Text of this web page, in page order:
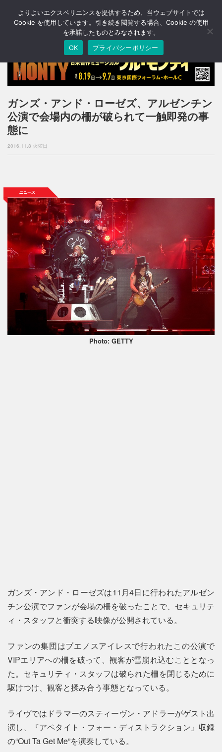
T
o
n
a
v
i
g
a
n
ガンズ・アンド・ローゼズ、アルゼンチン
公演で会場内の柵が破られて一触即発の事
態に
2016.11.8 火曜日
Photo: GETTY
ガンズ・アンド・ローゼズは11月4日に行われたアルゼン
チン公演でファンが会場の柵を破ったことで、セキュリテ
ィ・スタッフと衝突する映像が公開されている。
ファンの集団はブエノスアイレスで行われたこの公演で
VIPエリアへの柵を破って、観客が雪崩れ込むこととなっ
た。セキュリティ・スタッフは破られた柵を閉じるために
駆けつけ、観客と揉み合う事態となっている。
ライヴではドラマーのスティーヴン・アドラーがゲスト出
演し、『アペタイト・フォー・ディストラクション』収録
の“Out Ta Get Me”を演奏している。
よりよいエクスペリエンスを提供するため、当ウェブサイトでは
Cookie を使用しています。引き続き閲覧する場合、Cookie の使用
を承諾したものとみなされます。
OK
プライバシーポリシー